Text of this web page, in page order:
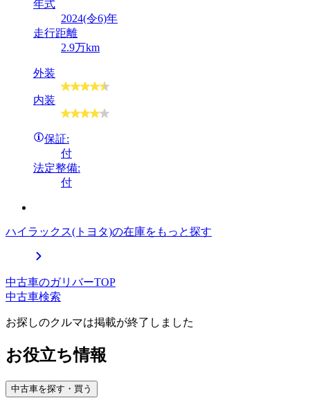
年式
2024(令6)年
走行距離
2.9万km
外装
内装
保証:
付
法定整備:
付
ハイラックス(トヨタ)の在庫をもっと探す
中古車のガリバーTOP
中古車検索
お探しのクルマは掲載が終了しました
お役立ち情報
中古車を探す・買う